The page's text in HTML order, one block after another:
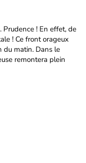
Prudence ! En effet, de
! Ce front orageux
du matin. Dans le
remontera plein